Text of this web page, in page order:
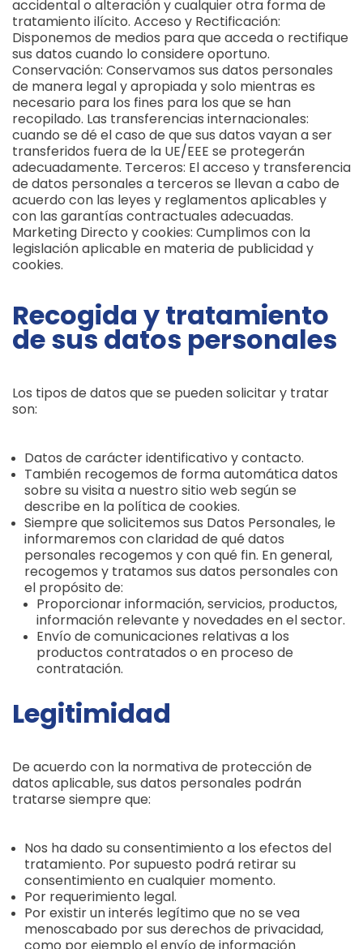
accidental o alteración y cualquier otra forma de
tratamiento ilícito. Acceso y Rectificación:
Disponemos de medios para que acceda o rectifique
sus datos cuando lo considere oportuno.
Conservación: Conservamos sus datos personales
de manera legal y apropiada y solo mientras es
necesario para los fines para los que se han
recopilado. Las transferencias internacionales:
cuando se dé el caso de que sus datos vayan a ser
transferidos fuera de la UE/EEE se protegerán
adecuadamente. Terceros: El acceso y transferencia
de datos personales a terceros se llevan a cabo de
acuerdo con las leyes y reglamentos aplicables y
con las garantías contractuales adecuadas.
Marketing Directo y cookies: Cumplimos con la
legislación aplicable en materia de publicidad y
cookies.
Recogida y tratamiento
de sus datos personales
Los tipos de datos que se pueden solicitar y tratar
son:
Datos de carácter identificativo y contacto.
También recogemos de forma automática datos
sobre su visita a nuestro sitio web según se
describe en la política de cookies.
Siempre que solicitemos sus Datos Personales, le
informaremos con claridad de qué datos
personales recogemos y con qué fin. En general,
recogemos y tratamos sus datos personales con
el propósito de:
Proporcionar información, servicios, productos,
información relevante y novedades en el sector.
Envío de comunicaciones relativas a los
productos contratados o en proceso de
contratación.
Legitimidad
De acuerdo con la normativa de protección de
datos aplicable, sus datos personales podrán
tratarse siempre que:
Nos ha dado su consentimiento a los efectos del
tratamiento. Por supuesto podrá retirar su
consentimiento en cualquier momento.
Por requerimiento legal.
Por existir un interés legítimo que no se vea
menoscabado por sus derechos de privacidad,